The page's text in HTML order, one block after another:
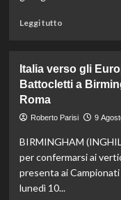
Leggi tuttoLeggi
Sinner
salta
Cincinnati
un
problema
al
ginocchio
destro:
Italia verso gli
Battocletti a
Roma
Roberto Parisi 9
BIRMINGHAM
per confermarsi ai
presenta ai Campionati
lunedì 10...